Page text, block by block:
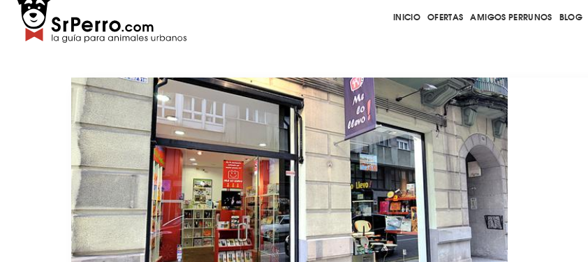
INICIO OFERTAS AMIGOS PERRUNOS BLOG